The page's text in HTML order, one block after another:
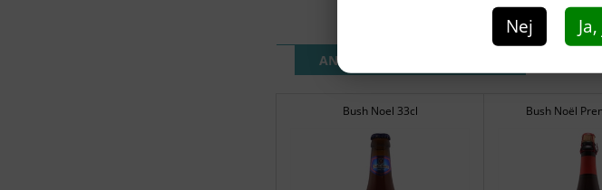
Nej
ANDRE KUNDER KØBTE OGSÅ
Bush Noel 33cl Bush Noël